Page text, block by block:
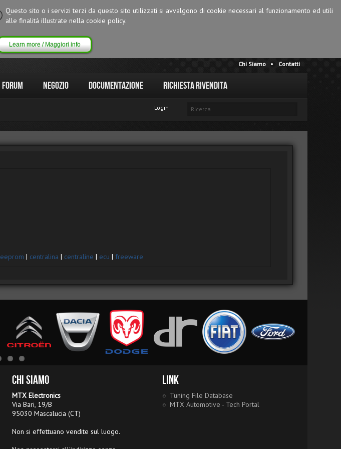
Questo sito o i servizi terzi da questo sito utilizzati si avvalgono di cookie necessari al funzionamento ed utili
alle finalitá illustrate nella cookie policy.
Learn more / Maggiori info
Chi Siamo Contatti
Forum Negozio Documentazione Richiesta Rivendita
Login
eeprom | centralina | centraline | ecu | freeware
Chi Siamo
MTX Electronics
Via Bari, 19/B
95030 Mascalucia (CT)
Non si effettuano vendite sul luogo.
Link
Tuning File Database
MTX Automotive - Tech Portal